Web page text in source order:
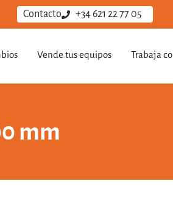
Contacto +34 621 22 77 05
Vende tus equipos Trabaja
mm